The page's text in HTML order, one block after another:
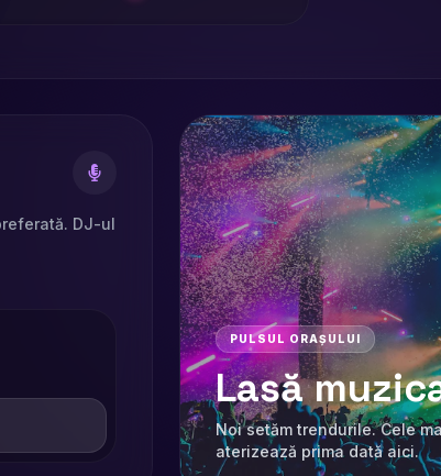
DJ-ul
PULSUL ORAȘULUI
Lasă
Noi setăm trendurile. Cele
aterizează prima dată aici.